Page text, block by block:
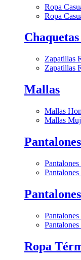
Ropa
Ropa
Zapatillas
Zapatillas
Mallas
Mallas
Mallas
Pantalones
Ropa